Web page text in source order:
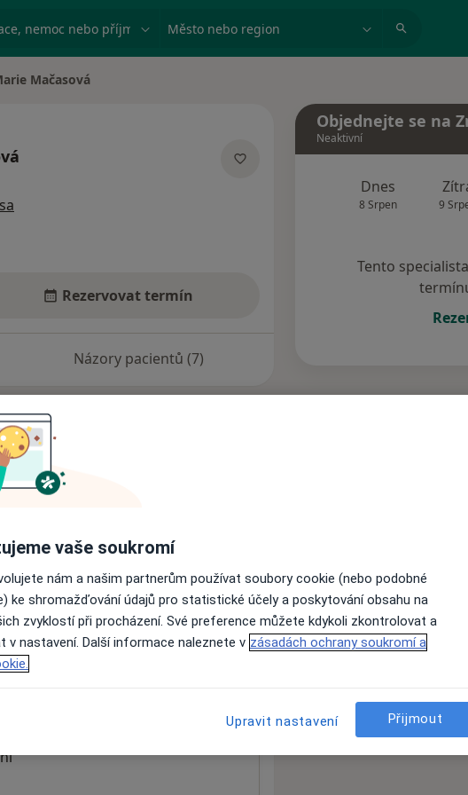
nemoc nebo příjmení Město nebo region
městaMačasová
Rezervovat termín
Názory pacientů (7)
nejsou k dispozici
informace o svých službách.
Objednejte se na
Neaktivní
Dnes
8 Srpen 9
Tento
vaše soukromí
nám a našim partnerům používat soubory cookie (nebo podobné
ke shromažďování údajů pro statistické účely a poskytování obsahu na
zvyklostí při procházení. Své preference můžete kdykoli zkontrolovat a
v nastavení. Další informace naleznete v zásadách ochrany soukromí a
Upravit nastavení Přijmout